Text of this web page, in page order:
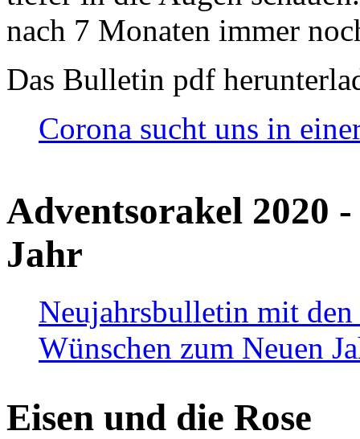
nach 7 Monaten immer
Das Bulletin pdf
Corona sucht uns in
Adventsorakel 2020
Jahr
Neujahrsbulletin mit den
Wünschen zum Neuen
Eisen und die Rose